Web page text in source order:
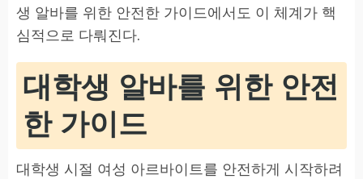
생 알바를 위한 안전한 가이드에서도 이 체계가 핵
심적으로 다뤄진다.
대학생 알바를 위한 안전
한 가이드
대학생 시절 여성 아르바이트를 안전하게 시작하려